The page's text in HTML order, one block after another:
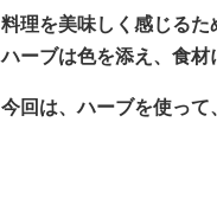
料理を美味しく感じるた
ハーブは色を添え、食材
今回は、ハーブを使って